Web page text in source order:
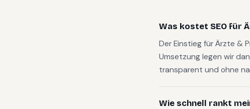
Was kostet SEO für
Der Einstieg für Ärzte &
Umsetzung legen wir
transparent und ohne
Wie schnell rankt